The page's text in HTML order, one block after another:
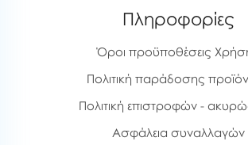
Πληροφορίες
Όροι προϋποθέσεις
Πολιτική παράδοσης
Πολιτική επιστροφών -
Ασφάλεια συναλλαγών